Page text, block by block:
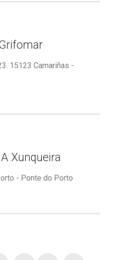
15123 Camariñas -
Xunqueira
- Ponte do Porto